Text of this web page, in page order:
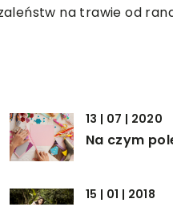
na trawie od
13 | 07 | 2020
Na czym
15 | 01 | 2018